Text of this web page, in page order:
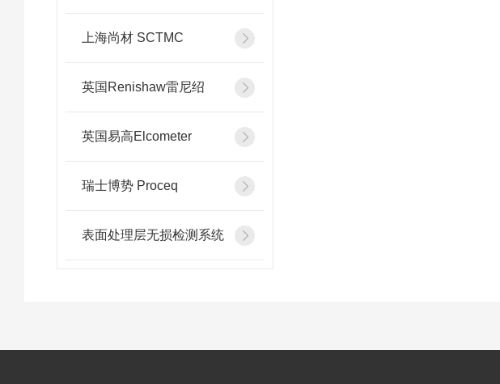
上海尚材 SCTMC
英国Renishaw雷尼绍
英国易高Elcometer
瑞士博势 Proceq
表面处理层无损检测系统